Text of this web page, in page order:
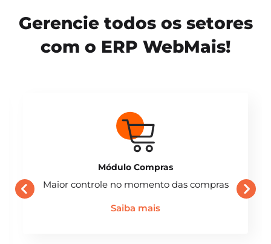
Gerencie todos os setores
com o ERP WebMais!
Módulo Compras
Maior controle no momento das compras
Saiba mais